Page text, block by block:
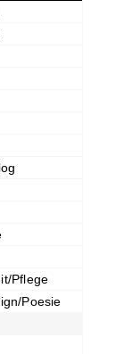
Pflege
Poesie